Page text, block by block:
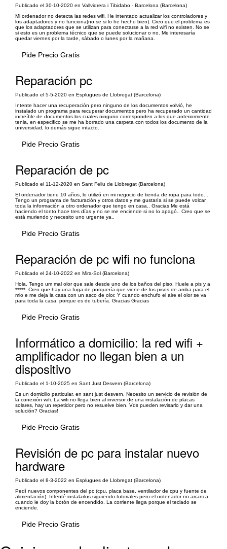
Publicado el 30-10-2020 en Vallvidrera i Tibidabo - Barcelona (Barcelona)
Mi ordenador no detecta las redes wifi. He intentado actualizar los controladores y
los adaptadores y no funciona(no se si lo he hecho bien). Creo que el problema es
que los adaptadores que se utilizan para conectarse a la red wifi no existen. No se
si esto es un problema técnico que se puede solucionar o no. Me interesaría
quedar viernes por la tarde, sábado o lunes por la mañana.
Pide Precio Gratis
Reparación pc
Publicado el 5-5-2020 en Esplugues de Llobregat (Barcelona)
Intente hacer una recuperación pero ninguno de los documentos volvió, he
instalado un programa para recuperar documentos pero ha recuperado un cantidad
increíble de documentos los cuales ninguno corresponden a los que anteriormente
tenia, en especifico se me ha borrado una carpeta con todos los documento de la
universidad, lo demás sigue intacto.
Pide Precio Gratis
Reparación de pc
Publicado el 11-12-2020 en Sant Feliu de Llobregat (Barcelona)
El ordenador tiene 10 años, lo utilizó en mi negocio de tienda de ropa para todo...
Tengo un programa de facturación y otros datos y me gustaría si se puede volcar
toda la información a otro ordenador que tengo en casa.. Gracias Me está
haciendo el tonto hace tres días y no se me enciende si no lo apagó.. Creo que se
está muriendo y necesito uno urgente ya..
Pide Precio Gratis
Reparación de pc wifi no funciona
Publicado el 24-10-2022 en Mira-Sol (Barcelona)
Hola. Tengo um mal olor que sale desde uno de los baños del piso. Huele a pis y a
*****. Creo que hay una fuga de porquería que viene de los pisos de arriba para el
mio e me deja la casa con un asco de olor. Y cuando enchufo el aire el olor se va
para toda la casa, porque es de tubería. Gracias Gracias
Pide Precio Gratis
Informático a domicilio: la red wifi +
amplificador no llegan bien a un
dispositivo
Publicado el 1-10-2025 en Sant Just Desvern (Barcelona)
Es un domicilio particular, en sant just desvern. Necesito un servicio de revisión de
la conexión wifi. La wifi no llega bien al inversor de una instalación de placas
solares, hay un repetidor pero no resuelve bien. Vds pueden revisarlo y dar una
solución? Gracias!
Pide Precio Gratis
Revisión de pc para instalar nuevo
hardware
Publicado el 8-3-2022 en Esplugues de Llobregat (Barcelona)
Pedí nuevos componentes del pc (cpu, placa base, ventilador de cpu y fuente de
alimentación). Intenté instalarlos siguiendo tutoriales pero el ordenador no arranca
cuando le doy la botón de encendido. La corriente llega porque el teclado se
enciende.
Pide Precio Gratis